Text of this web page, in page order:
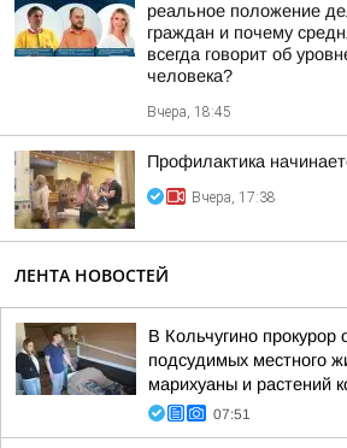
реальное положение
граждан и почему
всегда говорит об
человека?
Вчера, 18:45
Профилактика
Вчера, 17:38
ЛЕНТА НОВОСТЕЙ
В Кольчугино
подсудимых местного
марихуаны и растений
07:51